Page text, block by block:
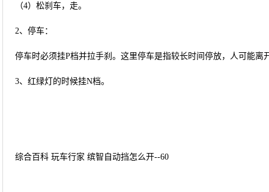
（4）松刹车，走。
2、停车：
停车时必须挂P档并拉手刹。这里停车是指较长时间停放，人可能离
3、红绿灯的时候挂N档。
综合百科 玩车行家 缤智自动挡怎么开--60